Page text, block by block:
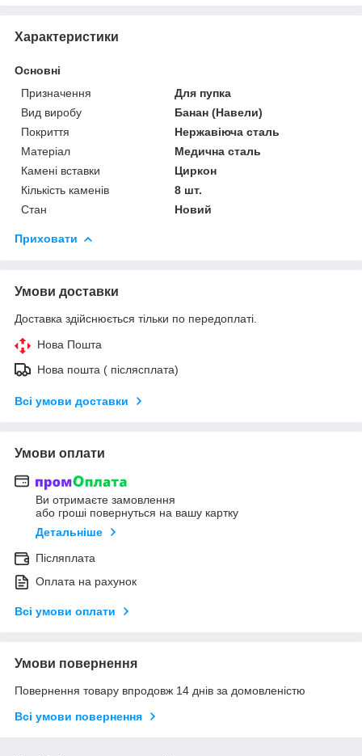
Характеристики
Основні
Призначення
Для пупка
Вид виробу
Банан (Навели)
Покриття
Нержавіюча сталь
Матеріал
Медична сталь
Камені вставки
Циркон
Кількість каменів
8 шт.
Стан
Новий
Приховати
Умови доставки
Доставка здійснюється тільки по передоплаті.
Нова Пошта
Нова пошта ( післясплата)
Всі умови доставки
Умови оплати
Ви отримаєте замовлення
або гроші повернуться на вашу картку
Детальніше
Післяплата
Оплата на рахунок
Всі умови оплати
Умови повернення
Повернення товару впродовж 14 днів за домовленістю
Всі умови повернення